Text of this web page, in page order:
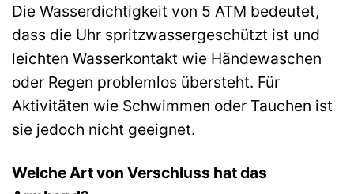
Die Wasserdichtigkeit von 5 ATM bedeutet,
dass die Uhr spritzwassergeschützt ist und
leichten Wasserkontakt wie Händewaschen
oder Regen problemlos übersteht. Für
Aktivitäten wie Schwimmen oder Tauchen ist
sie jedoch nicht geeignet.
Welche Art von Verschluss hat das